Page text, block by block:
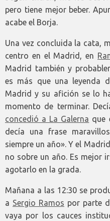
pero tiene mejor beber.
acabe el Borja.
Una vez concluida la cata,
centro en el Madrid, en
Madrid también y
es más que una leyenda
Madrid y su afición se lo
momento de terminar.
concedió a La Galerna que
decía una frase
siempre un año». Y el
no sobre un año. Es mejor
agotarlo en la grada.
Mañana a las 12:30 se
a Sergio Ramos por parte
vaya por los cauces